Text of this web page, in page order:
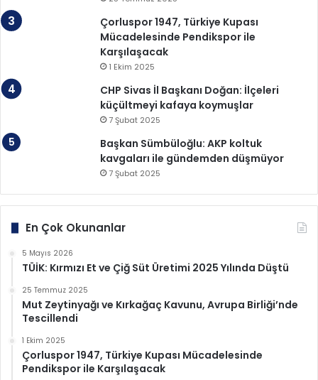
Çorluspor 1947, Türkiye Kupası
Mücadelesinde Pendikspor ile
Karşılaşacak
1 Ekim 2025
CHP Sivas İl Başkanı Doğan: İlçeleri
küçültmeyi kafaya koymuşlar
7 Şubat 2025
Başkan Sümbüloğlu: AKP koltuk
kavgaları ile gündemden düşmüyor
7 Şubat 2025
En Çok Okunanlar
5 Mayıs 2026
TÜİK: Kırmızı Et ve Çiğ Süt Üretimi 2025 Yılında Düştü
25 Temmuz 2025
Mut Zeytinyağı ve Kırkağaç Kavunu, Avrupa Birliği’nde
Tescillendi
1 Ekim 2025
Çorluspor 1947, Türkiye Kupası Mücadelesinde
Pendikspor ile Karşılaşacak